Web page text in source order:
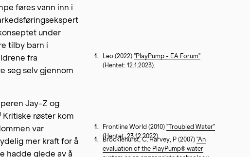
føres vann inn i
under
1 . Leo (2022) "PlayPump - EA Forum"
(Hentet: 12.1.2023).
tilby barn i
fra
seg selv gjennom
Jay-Z og
1 . Frontline World (2010) "Troubled Water"
(Hentet: 23.12.2022).
Kritiske røster kom
1 . Brocklehurst, C, Harvey, P (2007) "An
evaluation of the PlayPump® water
var
mer kraft for å
hadde glede av å